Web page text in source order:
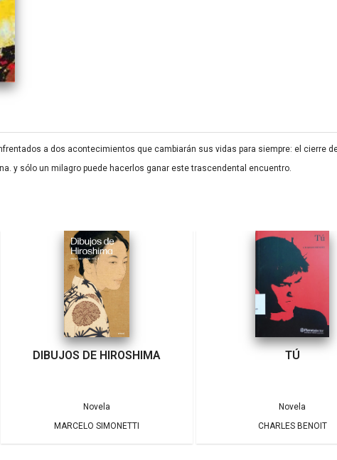
a dos acontecimientos que cambiarán sus vidas para siempre: el cierre
y sólo un milagro puede hacerlos ganar este trascendental encuentro.
DIBUJOS DE HIROSHIMA
Novela
MARCELO SIMONETTI
TÚ
Novela
CHARLES BENOIT